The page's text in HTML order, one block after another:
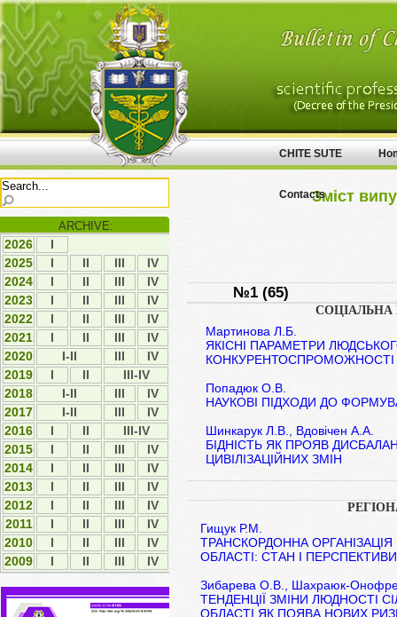
ARCHIVE:
2026
І
2025
І ІI ІII
ІV
2024
І ІI ІII
ІV
2023
І ІI ІII
ІV
2022
І ІI ІII
ІV
2021
І ІI ІII
IV
2020
I-II ІII
IV
2019
І ІI
III-IV
2018
I-II ІІІ
ІV
2017
I-II ІІІ
IV
2016
I II
III-IV
2015
І ІІ ІІІ
IV
2014
І ІІ ІІІ
ІV
2013
І ІІ ІІІ
ІV
2012
І ІI ІII
ІV
2011
І ІI ІII
ІV
2010
І ІI ІII
ІV
2009
І ІI ІII ІV
CHITE SUTE
ContactsЗміст
№1 (65)
СОЦІАЛЬНА
Мартинова Л.Б.
ЯКІСНІ ПАРАМЕТРИ
КОНКУРЕНТОСПРОМОЖНОСТІ
Попадюк О.В.
НАУКОВІ ПІДХОДИ ДО
Шинкарук Л.В., Вдовічен А.А.
БІДНІСТЬ ЯК ПРОЯВ
ЦИВІЛІЗАЦІЙНИХ ЗМІН
Гищук Р.М.
ТРАНСКОРДОННА
ОБЛАСТІ: СТАН І ПЕРСПЕКТИВИ
Зибарева О.В., Шахраюк-
ТЕНДЕНЦІЇ ЗМІНИ ЛЮДНОСТІ
ОБЛАСТІ ЯК ПОЯВА НОВИХ